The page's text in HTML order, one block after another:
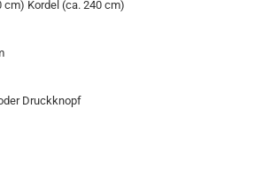
cm) Kordel (ca. 240 cm)
Druckknopf